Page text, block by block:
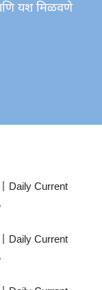
यश मिळवणे
| Daily Current
| Daily Current